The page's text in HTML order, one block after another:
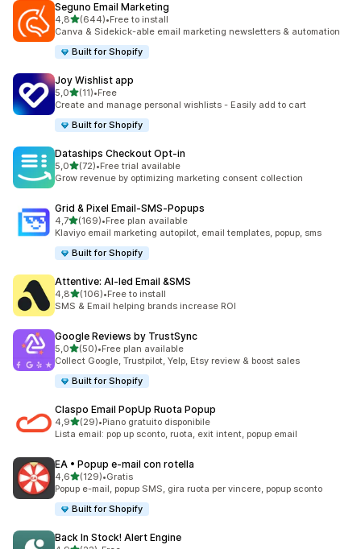
Seguno Email Marketing
4,8stelle su 5
(644)
644 recensioni totali
•Free to install
Canva & Sidekick-able email marketing newsletters & automation
Built for Shopify
Joy Wishlist app
5,0stelle su 5
(11)
11 recensioni totali
•Free
Create and manage personal wishlists - Easily add to cart
Built for Shopify
Dataships Checkout Opt‑in
5,0stelle su 5
(72)
72 recensioni totali
•Free trial available
Grow revenue by optimizing marketing consent collection
Grid & Pixel Email‑SMS‑Popups
4,7stelle su 5
(169)
169 recensioni totali
•Free plan available
Klaviyo email marketing autopilot, email templates, popup, sms
Built for Shopify
Attentive: AI‑led Email &SMS
4,8stelle su 5
(106)
106 recensioni totali
•Free to install
SMS & Email helping brands increase ROI
Google Reviews by TrustSync
5,0stelle su 5
(50)
50 recensioni totali
•Free plan available
Collect Google, Trustpilot, Yelp, Etsy review & boost sales
Built for Shopify
Claspo Email PopUp Ruota Popup
4,9stelle su 5
(29)
29 recensioni totali
•Piano gratuito disponibile
Lista email: pop up sconto, ruota, exit intent, popup email
EA • Popup e‑mail con rotella
4,6stelle su 5
(129)
129 recensioni totali
•Gratis
Popup e-mail, popup SMS, gira ruota per vincere, popup sconto
Built for Shopify
Back In Stock! Alert Engine